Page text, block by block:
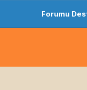
Forumu